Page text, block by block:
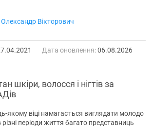
Вікторович
Дата оновлення:06.08.2026
шкіри, волосся і нігтів за
якому віці намагається виглядати молодо
періоди життя багато представниць